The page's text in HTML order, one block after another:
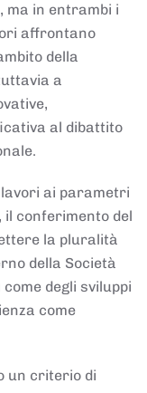
in entrambi i
affrontano
della
a
al dibattito
ai parametri
conferimento del
la pluralità
della Società
degli sviluppi
come
un criterio di